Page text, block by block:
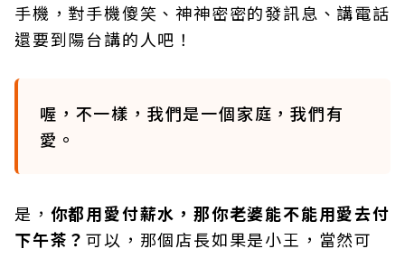
手機，對手機傻笑、神神密密的發訊息、講電話
還要到陽台講的人吧！
喔，不一樣，我們是一個家庭，我們有
愛。
是， 你都用愛付薪水，那你老婆能不能用愛去付
下午茶？可以，那個店長如果是小王，當然可